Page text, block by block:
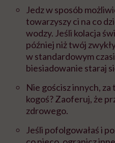
Jedz w sposób
towarzyszy ci na co
wodzy. Jeśli kolacja
później niż twój
w standardowym
biesiadowanie staraj
Nie gościsz innych, za
kogoś? Zaoferuj, że
zdrowego.
Jeśli pofolgowałaś i